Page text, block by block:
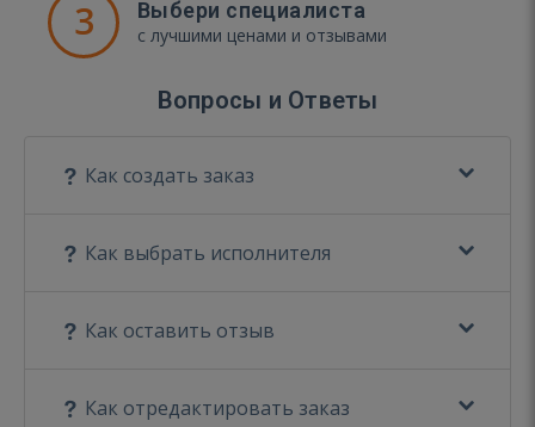
3 Выбери специалиста
с лучшими ценами и отзывами
Вопросы и Ответы
Как создать заказ
Как выбрать исполнителя
Как оставить отзыв
Как отредактировать заказ